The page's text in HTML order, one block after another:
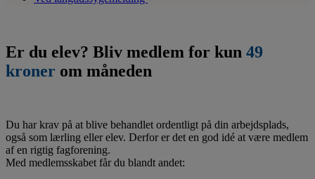
Er du elev? Bliv medlem for kun 49
kroner om måneden
Du har krav på at blive behandlet ordentligt på din arbejdsplads,
også som lærling eller elev. Derfor er det en god idé at være medlem
af en rigtig fagforening.
Med medlemsskabet får du blandt andet: